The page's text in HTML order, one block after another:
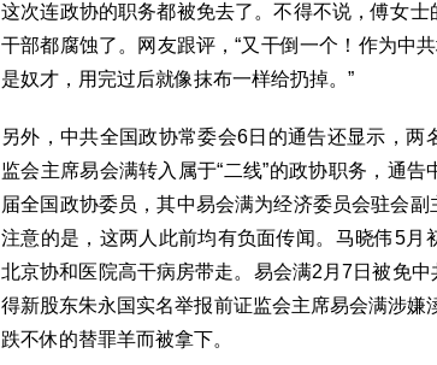
这次连政协的职务都被免去了。不得不说，傅女
干部都腐蚀了。网友跟评，“又干倒一个！作为中
是奴才，用完过后就像抹布一样给扔掉。”
另外，中共全国政协常委会6日的通告还显示，
监会主席易会满转入属于“二线”的政协职务，通
届全国政协委员，其中易会满为经济委员会驻会
注意的是，这两人此前均有负面传闻。马晓伟5月
北京协和医院高干病房带走。易会满2月7日被免
得新股东朱永国实名举报前证监会主席易会满涉嫌
跌不休的替罪羊而被拿下。